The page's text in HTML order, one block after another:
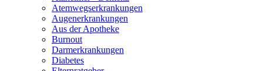
Atemwegserkrankungen
Augenerkrankungen
Aus der Apotheke
Burnout
Darmerkrankungen
Diabetes